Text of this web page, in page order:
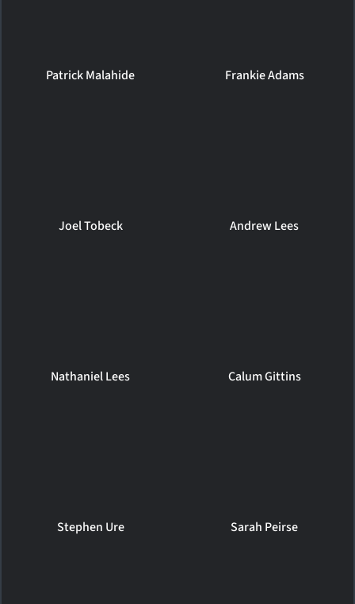
Patrick Malahide Frankie Adams
Joel Tobeck Andrew Lees
Nathaniel Lees Calum Gittins
Stephen Ure Sarah Peirse